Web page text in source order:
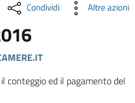
Condividi Altre azioni
conteggio ed il pagamento del